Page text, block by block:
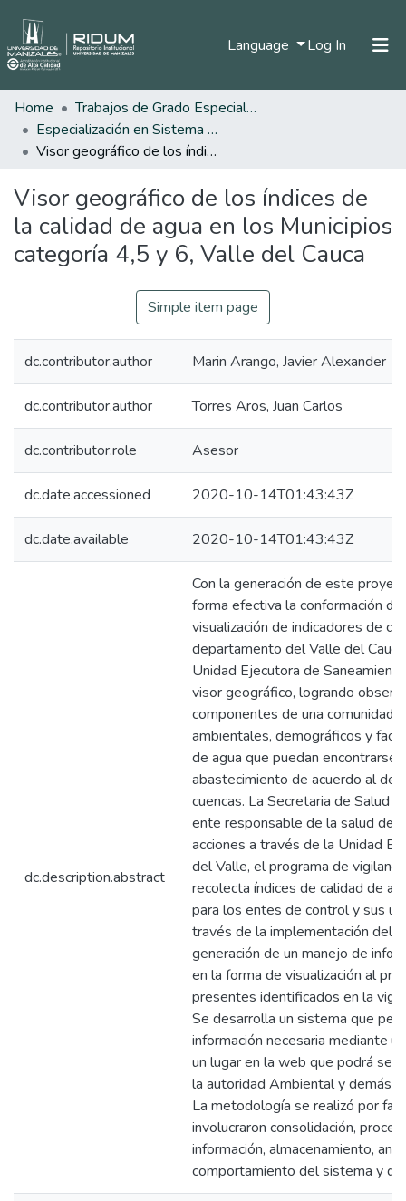
Language Log In (current)
Statistics
Home
Trabajos de Grado Especializaciones
Especialización en Sistema de Información Geográfica
Visor geográfico de los índices de la calidad de agua en los Municipios categoría 4,5 y 6, Valle del Cauca
Visor geográfico de los índices de
la calidad de agua en los Municipios
categoría 4,5 y 6, Valle del Cauca
Simple item page
dc.contributor.author Marin Arango, Javier Alexander
dc.contributor.author Torres Aros, Juan Carlos
dc.contributor.role Asesor
dc.date.accessioned 2020-10-14T01:43:43Z
dc.date.available 2020-10-14T01:43:43Z
dc.description.abstract
Con la generación de este
forma efectiva la conformación
visualización de indicadores de
departamento del Valle del
Unidad Ejecutora de
visor geográfico, logrando
componentes de una comunidad
ambientales, demográficos y
de agua que puedan encontrarse
abastecimiento de acuerdo al
cuencas. La Secretaria de Salud
ente responsable de la salud de
acciones a través de la Unidad
del Valle, el programa de
recolecta índices de calidad de
para los entes de control y sus
través de la implementación del
generación de un manejo de
en la forma de visualización al
presentes identificados en la
Se desarrolla un sistema que
información necesaria mediante
un lugar en la web que podrá ser
la autoridad Ambiental y demás
La metodología se realizó por
involucraron consolidación,
información, almacenamiento,
comportamiento del sistema y